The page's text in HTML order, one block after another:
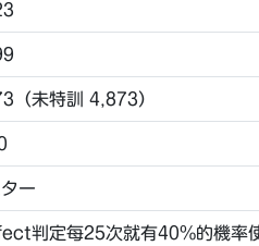
未特訓 4,873）
ー
判定每25次就有40%的機率